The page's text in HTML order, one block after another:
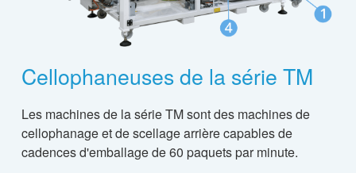
Cellophaneuses de la série TM
Les machines de la série TM sont des machines de
cellophanage et de scellage arrière capables de
cadences d'emballage de 60 paquets par minute.